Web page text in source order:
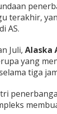
terakhir,
AS.
Juli, Alaska
yang
tiga